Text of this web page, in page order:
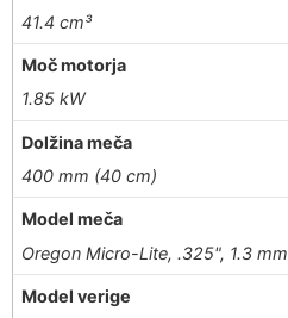
41.4 cm³
Moč motorja
1.85 kW
Dolžina meča
400 mm (40 cm)
Model meča
Oregon Micro-Lite, .325", 1.3 mm
Model verige